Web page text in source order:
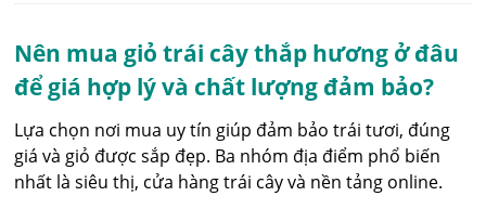
Nên mua giỏ trái cây thắp hương ở đâu
để giá hợp lý và chất lượng đảm bảo?
Lựa chọn nơi mua uy tín giúp đảm bảo trái tươi, đúng
giá và giỏ được sắp đẹp. Ba nhóm địa điểm phổ biến
nhất là siêu thị, cửa hàng trái cây và nền tảng online.